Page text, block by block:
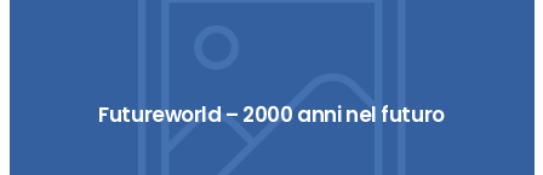
Futureworld – 2000 anni nel futuro